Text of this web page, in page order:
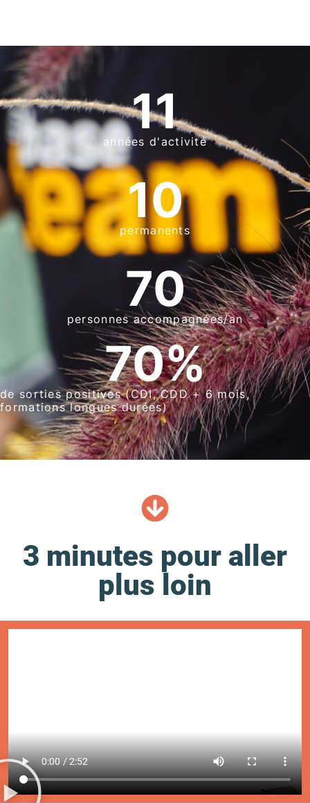
années d'activité
11
permanents
10
personnes accompagnées/an
70
de sorties positives (CDI, CDD + 6 mois,
formations longues durées)
70%
3 minutes pour aller
plus loin